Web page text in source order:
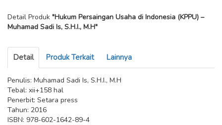
Detail Produk "Hukum Persaingan Usaha di Indonesia (KPPU) –
Muhamad Sadi Is, S.H.I., M.H"
Detail Produk Terkait Lainnya
Penulis: Muhamad Sadi Is, S.H.I., M.H
Tebal: xii+158 hal
Penerbit: Setara press
Tahun: 2016
ISBN: 978-602-1642-89-4